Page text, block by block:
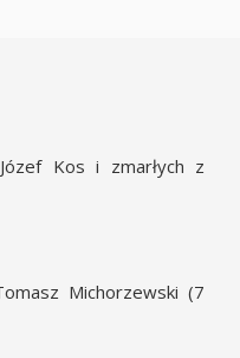
Kos i zmarłych z
Michorzewski (7